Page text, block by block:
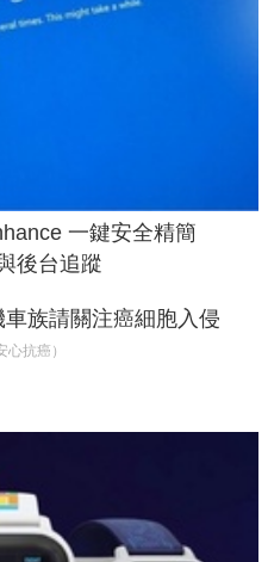
一鍵安全精簡
後台追蹤
車族請關注癌細胞入侵
心抗癌）